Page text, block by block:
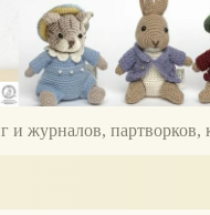
и журналов, партворков,